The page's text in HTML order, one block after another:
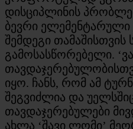
დისციპლინის
ბევრი ელემენტარული
შემდეგი თამაშისთვის
გამოსასწორებელი.
იყო. ჩანს, რომ ამ
შეგვიძლია და
თავდაჯერებულები
ახლა ‘შავი ლომი’